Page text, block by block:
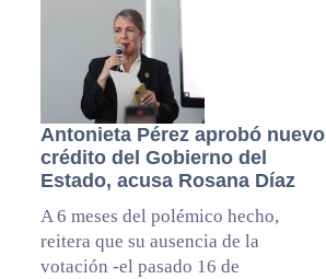
Antonieta Pérez aprobó nuevo
crédito del Gobierno del
Estado, acusa Rosana Díaz
A 6 meses del polémico hecho,
reitera que su ausencia de la
votación -el pasado 16 de